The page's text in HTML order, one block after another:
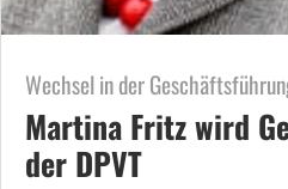
Wechsel in der
Martina Fritz wird
der DPVT